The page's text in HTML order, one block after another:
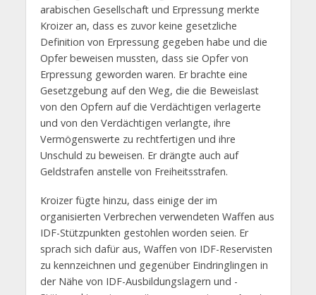
arabischen Gesellschaft und Erpressung merkte
Kroizer an, dass es zuvor keine gesetzliche
Definition von Erpressung gegeben habe und die
Opfer beweisen mussten, dass sie Opfer von
Erpressung geworden waren. Er brachte eine
Gesetzgebung auf den Weg, die die Beweislast
von den Opfern auf die Verdächtigen verlagerte
und von den Verdächtigen verlangte, ihre
Vermögenswerte zu rechtfertigen und ihre
Unschuld zu beweisen. Er drängte auch auf
Geldstrafen anstelle von Freiheitsstrafen.
Kroizer fügte hinzu, dass einige der im
organisierten Verbrechen verwendeten Waffen aus
IDF-Stützpunkten gestohlen worden seien. Er
sprach sich dafür aus, Waffen von IDF-Reservisten
zu kennzeichnen und gegenüber Eindringlingen in
der Nähe von IDF-Ausbildungslagern und -